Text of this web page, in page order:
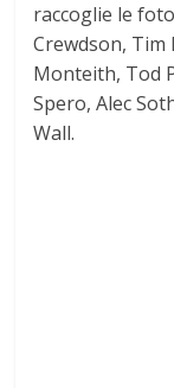
raccoglie le
Crewdson, Tim
Monteith, Tod
Spero, Alec
Wall.